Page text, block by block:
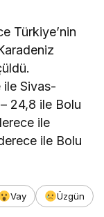
Türkiye’nin
ile Sivas-
– 24,8 ile Bolu
ile
ile Bolu
Vay
Üzgün